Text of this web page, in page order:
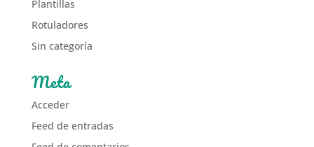
Plantillas
Rotuladores
Sin categoría
Meta
Acceder
Feed de entradas